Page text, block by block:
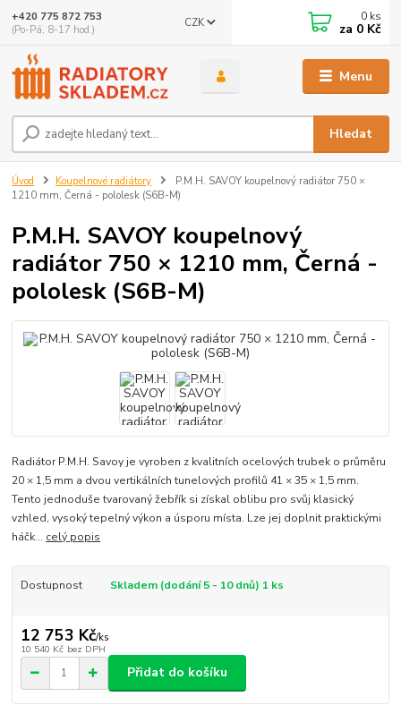
Menu
CZK
Hledat
+420 775 872 753
(Po-Pá, 8-17 hod.)
0 ks
za 0 Kč
Úvod Koupelnové radiátory
P.M.H. SAVOY koupelnový radiátor 750 ×
1210 mm, Černá - pololesk (S6B-M)
P.M.H. SAVOY koupelnový
radiátor 750 × 1210 mm, Černá -
pololesk (S6B-M)
Radiátor P.M.H. Savoy je vyroben z kvalitních ocelových trubek o průměru
20 × 1,5 mm a dvou vertikálních tunelových profilů 41 × 35 × 1,5 mm.
Tento jednoduše tvarovaný žebřík si získal oblibu pro svůj klasický
vzhled, vysoký tepelný výkon a úsporu místa. Lze jej doplnit praktickými
háčk... celý popis
Dostupnost Skladem (dodání 5 - 10 dnů) 1 ks
12 753 Kč/ks
10 540 Kč bez DPH
Přidat do košíku